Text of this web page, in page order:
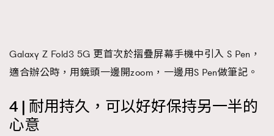
Galaxy Z Fold3 5G 更首次於摺疊屏幕手機中引入 S Pen，
適合辦公時，用鏡頭一邊開zoom，一邊用S Pen做筆記。
4 | 耐用持久，可以好好保持另一半的
心意